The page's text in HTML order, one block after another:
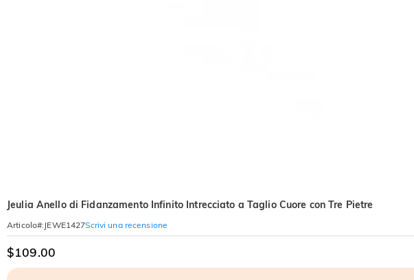
Jeulia Anello di Fidanzamento Infinito Intrecciato a Taglio Cuore con Tre Pietre
Articolo#: JEWE1427Scrivi una recensione
$109.00